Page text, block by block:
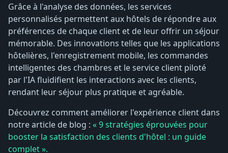
Grâce à l'analyse des données, les services
personnalisés permettent aux hôtels de répondre aux
préférences de chaque client et de leur offrir un séjour
mémorable. Des innovations telles que les applications
hôtelières, l'enregistrement mobile, les commandes
intelligentes des chambres et le service client piloté
par l'IA fluidifient les interactions avec les clients,
rendant leur séjour plus pratique et agréable.
Découvrez comment améliorer l'expérience client dans
notre article de blog : « 9 stratégies éprouvées pour
booster la satisfaction des clients d'hôtel : un guide
complet ».